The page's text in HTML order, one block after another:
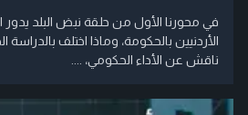
في محورنا الأول من حلقة نبض البلد
الأردنيين بالحكومة، وماذا اختلف بالدراسة
ناقش عن الأداء الحكومي، ....